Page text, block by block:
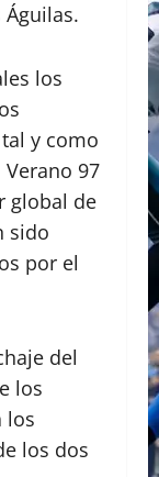
los
y como
97
global de
sido
por el
del
los
los
los dos